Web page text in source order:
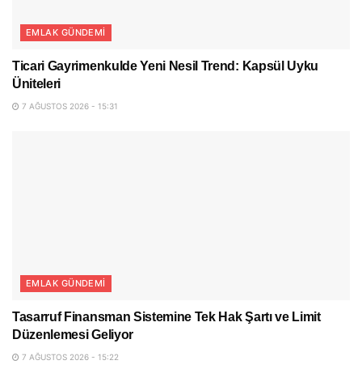
EMLAK GÜNDEMI
Ticari Gayrimenkulde Yeni Nesil Trend: Kapsül Uyku
Üniteleri
7 AĞUSTOS 2026 - 15:31
EMLAK GÜNDEMI
Tasarruf Finansman Sistemine Tek Hak Şartı ve Limit
Düzenlemesi Geliyor
7 AĞUSTOS 2026 - 15:22